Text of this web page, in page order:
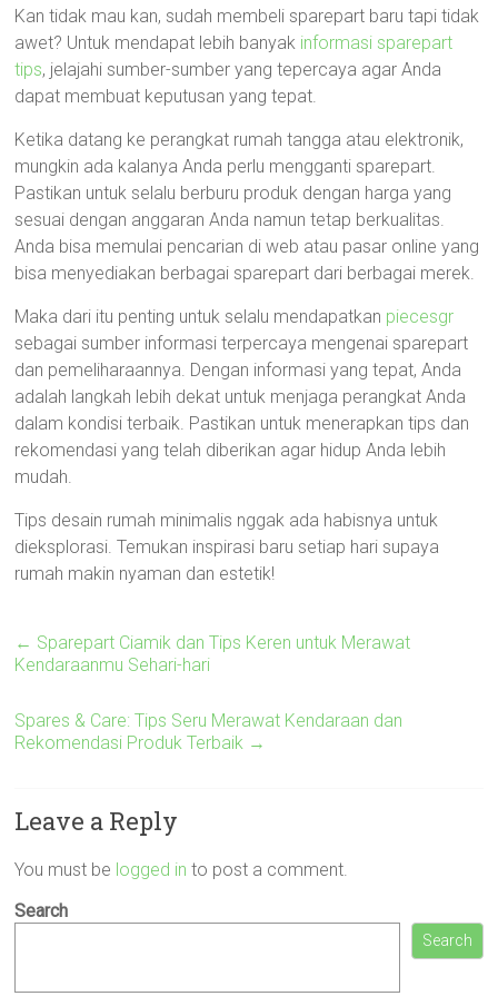
Kan tidak mau kan, sudah membeli sparepart baru tapi tidak
awet? Untuk mendapat lebih banyak informasi sparepart
tips, jelajahi sumber-sumber yang tepercaya agar Anda
dapat membuat keputusan yang tepat.
Ketika datang ke perangkat rumah tangga atau elektronik,
mungkin ada kalanya Anda perlu mengganti sparepart.
Pastikan untuk selalu berburu produk dengan harga yang
sesuai dengan anggaran Anda namun tetap berkualitas.
Anda bisa memulai pencarian di web atau pasar online yang
bisa menyediakan berbagai sparepart dari berbagai merek.
Maka dari itu penting untuk selalu mendapatkan piecesgr
sebagai sumber informasi terpercaya mengenai sparepart
dan pemeliharaannya. Dengan informasi yang tepat, Anda
adalah langkah lebih dekat untuk menjaga perangkat Anda
dalam kondisi terbaik. Pastikan untuk menerapkan tips dan
rekomendasi yang telah diberikan agar hidup Anda lebih
mudah.
Tips desain rumah minimalis nggak ada habisnya untuk
dieksplorasi. Temukan inspirasi baru setiap hari supaya
rumah makin nyaman dan estetik!
← Sparepart Ciamik dan Tips Keren untuk Merawat
Kendaraanmu Sehari-hari
Spares & Care: Tips Seru Merawat Kendaraan dan
Rekomendasi Produk Terbaik →
Leave a Reply
You must be logged in to post a comment.
Search
Search